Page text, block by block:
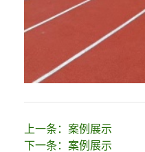
上一条： 案例展示
下一条： 案例展示